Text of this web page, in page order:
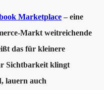
Marketplace– eine
Markt weitreichende
das für kleinere
Sichtbarkeit klingt
lauern auch